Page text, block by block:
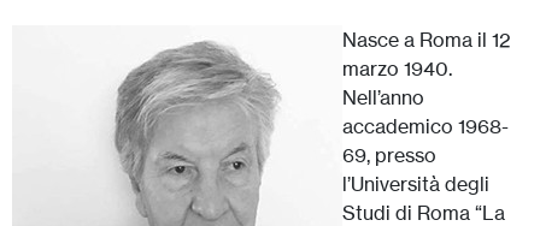
Nasce a Roma il 12
marzo 1940.
Nell’anno
accademico 1968-
69, presso
l’Università degli
Studi di Roma “La